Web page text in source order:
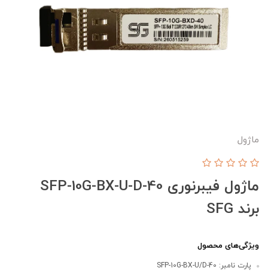
ماژول
ماژول فیبرنوری SFP-10G-BX-U-D-40
برند SFG
ویژگی‌های محصول
پارت نامبر: SFP-10G-BX-U/D-40